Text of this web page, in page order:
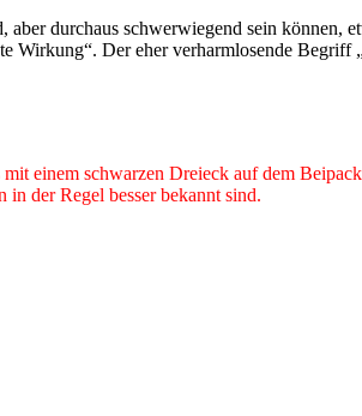
durchaus schwerwiegend sein
Der eher verharmlosende Begriff
einem schwarzen Dreieck auf dem
der Regel besser bekannt sind.